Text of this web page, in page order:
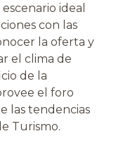
ideal
con las
la oferta y
el clima de
de la
el foro
las tendencias
Turismo.